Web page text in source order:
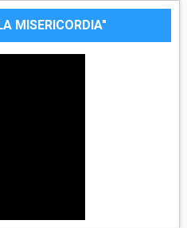
MISERICORDIA"